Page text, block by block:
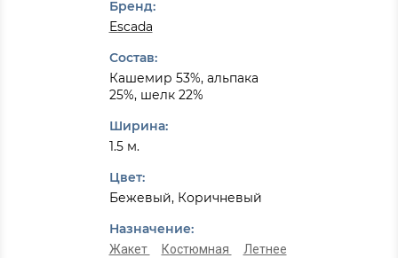
Бренд:
Escada
Состав:
Кашемир 53%, альпака
25%, шелк 22%
Ширина:
1.5 м.
Цвет:
Бежевый, Коричневый
Назначение:
Жакет Костюмная
Летнее